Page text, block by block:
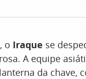
o Iraque se
A equipe
da chave,